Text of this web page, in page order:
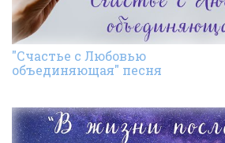
"Счастье с Любовью
объединяющая" песня